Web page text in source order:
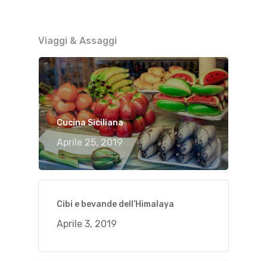
Viaggi & Assaggi
Cucina Siciliana
Aprile 25, 2019
Cibi e bevande dell’Himalaya
Aprile 3, 2019